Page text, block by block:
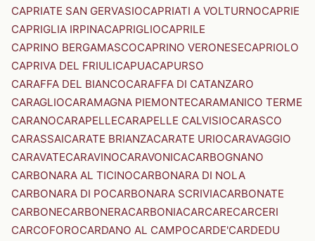
CAPRIATE SAN GERVASIOCAPRIATI A VOLTURNOCAPRIE
CAPRIGLIA IRPINACAPRIGLIOCAPRILE
CAPRINO BERGAMASCOCAPRINO VERONESECAPRIOLO
CAPRIVA DEL FRIULICAPUACAPURSO
CARAFFA DEL BIANCOCARAFFA DI CATANZARO
CARAGLIOCARAMAGNA PIEMONTECARAMANICO TERME
CARANOCARAPELLECARAPELLE CALVISIOCARASCO
CARASSAICARATE BRIANZACARATE URIOCARAVAGGIO
CARAVATECARAVINOCARAVONICACARBOGNANO
CARBONARA AL TICINOCARBONARA DI NOLA
CARBONARA DI POCARBONARA SCRIVIACARBONATE
CARBONECARBONERACARBONIACARCARECARCERI
CARCOFOROCARDANO AL CAMPOCARDE'CARDEDU